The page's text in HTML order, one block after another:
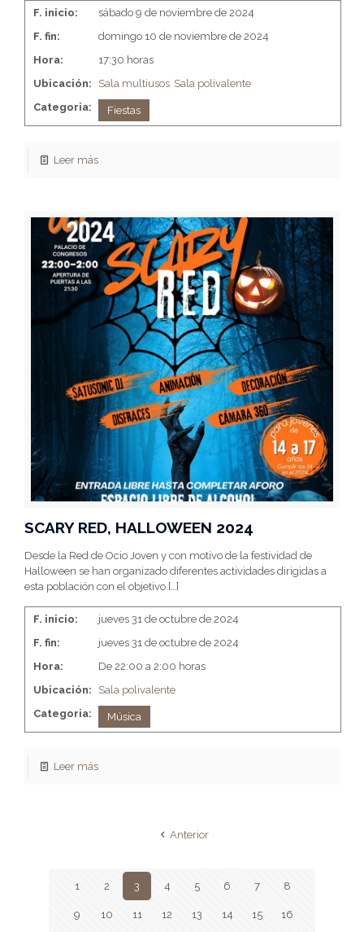
F. inicio:
sábado 9 de noviembre de 2024
F. fin:
domingo 10 de noviembre de 2024
Hora:
17:30 horas
Ubicación:
Sala multiusos Sala polivalente
Categoria:
Fiestas
Leer más
SCARY RED, HALLOWEEN 2024
Desde la Red de Ocio Joven y con motivo de la festividad de
Halloween se han organizado diferentes actividades dirigidas a
esta población con el objetivo […]
F. inicio:
jueves 31 de octubre de 2024
F. fin:
jueves 31 de octubre de 2024
Hora:
De 22:00 a 2:00 horas
Ubicación:
Sala polivalente
Categoria:
Música
Leer más
Anterior
1 2 3 4 5 6 7 8
9 10 11 12 13 14 15 16